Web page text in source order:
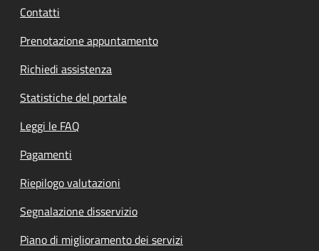
Contatti
Prenotazione appuntamento
Richiedi assistenza
Statistiche del portale
Leggi le FAQ
Pagamenti
Riepilogo valutazioni
Segnalazione disservizio
Piano di miglioramento dei servizi